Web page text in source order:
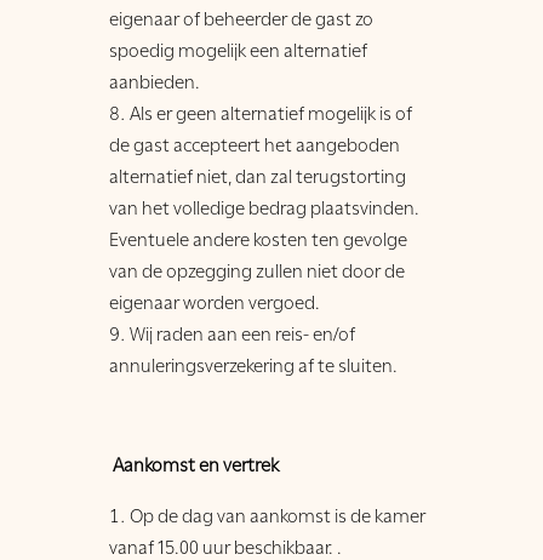
eigenaar of beheerder de gast zo
spoedig mogelijk een alternatief
aanbieden.
Als er geen alternatief mogelijk is of
de gast accepteert het aangeboden
alternatief niet, dan zal terugstorting
van het volledige bedrag plaatsvinden.
Eventuele andere kosten ten gevolge
van de opzegging zullen niet door de
eigenaar worden vergoed.
Wij raden aan een reis- en/of
annuleringsverzekering af te sluiten.
Aankomst en vertrek
Op de dag van aankomst is de kamer
vanaf 15.00 uur beschikbaar. .